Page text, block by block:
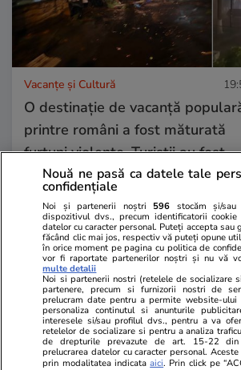
Vacanțe și Cultură
O destinație de vacanță
printre români a fost măturată
furtuni violente. Turiștii au fost
filmați fugind și strigând după
ajutor | VIDEO
Lifestyle
Semnele deshidratării și cum să
o previi
Nouă ne pasă ca datele tale
confidențiale
Noi și partenerii noștri 596 stocăm și/
dispozitivul dvs., precum identificatorii cookie
datelor cu caracter personal. Puteți accepta sau
făcând clic mai jos, respectiv vă puteți opune
în orice moment pe pagina cu politica de
vor fi raportate partenerilor noștri și nu vă
multe detalii
Noi si partenerii nostri (retelele de socializare
partenere, precum si furnizorii nostri de
prelucram date pentru a permite website-ului
personaliza continutul si anunturile
interesele si/sau profilul dvs., pentru a va
retelelor de socializare si pentru a analiza
de drepturile prevazute de art. 15-22
prelucrarea datelor cu caracter personal.
prin modalitatea indicataaici. Prin click pe